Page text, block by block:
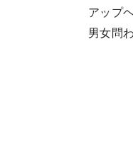
アップ
男女問